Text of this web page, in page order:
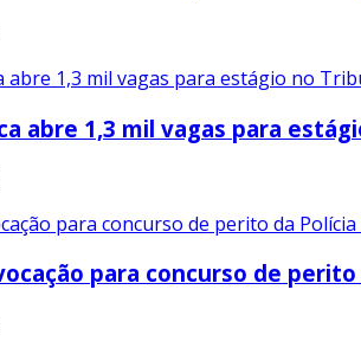
abre 1,3 mil vagas para
para concurso de